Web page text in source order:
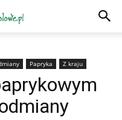
Papryka Z kraju